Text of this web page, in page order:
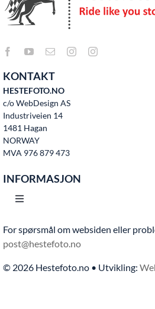
KONTAKT
HESTEFOTO.NO
c/o WebDesign AS
Industriveien 14
1481 Hagan
NORWAY
MVA 976 879 473
INFORMASJON
Toggle
Hjem
Bruksvilkår
For spørsmål om websiden eller
post@hestefoto.no
© 2026 Hestefoto.no • Utvikling: